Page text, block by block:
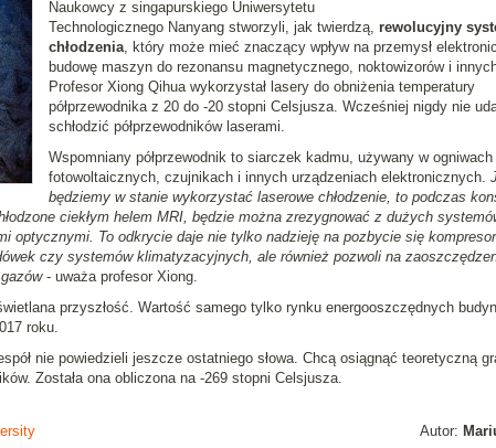
Naukowcy z singapurskiego Uniwersytetu
Technologicznego Nanyang stworzyli, jak twierdzą, rewolucyjny
chłodzenia, który może mieć znaczący wpływ na przemysł
budowę maszyn do rezonansu magnetycznego, noktowizorów i
Profesor Xiong Qihua wykorzystał lasery do obniżenia temperatury
półprzewodnika z 20 do -20 stopni Celsjusza. Wcześniej nigdy nie
schłodzić półprzewodników laserami.
Wspomniany półprzewodnik to siarczek kadmu, używany w ogniwach
fotowoltaicznych, czujnikach i innych urządzeniach elektronicznych.
będziemy w stanie wykorzystać laserowe chłodzenie, to podczas
ciekłym helem MRI, będzie można zrezygnować z dużych
optycznymi. To odkrycie daje nie tylko nadzieję na pozbycie się
czy systemów klimatyzacyjnych, ale również pozwoli na
- uważa profesor Xiong.
przyszłość. Wartość samego tylko rynku energooszczędnych
roku.
nie powiedzieli jeszcze ostatniego słowa. Chcą osiągnąć teoretyczną
Została ona obliczona na -269 stopni Celsjusza.
Autor: